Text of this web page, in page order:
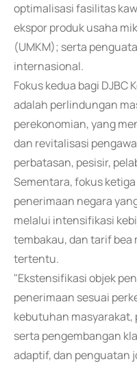
optimalisasi fasilitas
ekspor produk usaha
(UMKM); serta
internasional.
Fokus kedua bagi DJBC
adalah perlindungan
perekonomian, yang
dan revitalisasi
perbatasan, pesisir,
Sementara, fokus
penerimaan negara
melalui intensifikasi
tembakau, dan tarif bea
tertentu.
"Ekstensifikasi objek
penerimaan sesuai
kebutuhan
serta pengembangan
adaptif, dan penguatan